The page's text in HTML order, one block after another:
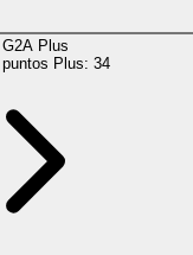
G2A Plus
Plus: 34